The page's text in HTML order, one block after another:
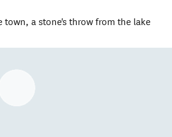
town, a stone's throw from the lake